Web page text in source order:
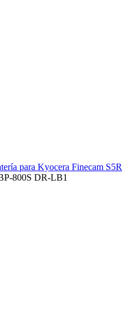
para Kyocera Finecam S5R
800S DR-LB1